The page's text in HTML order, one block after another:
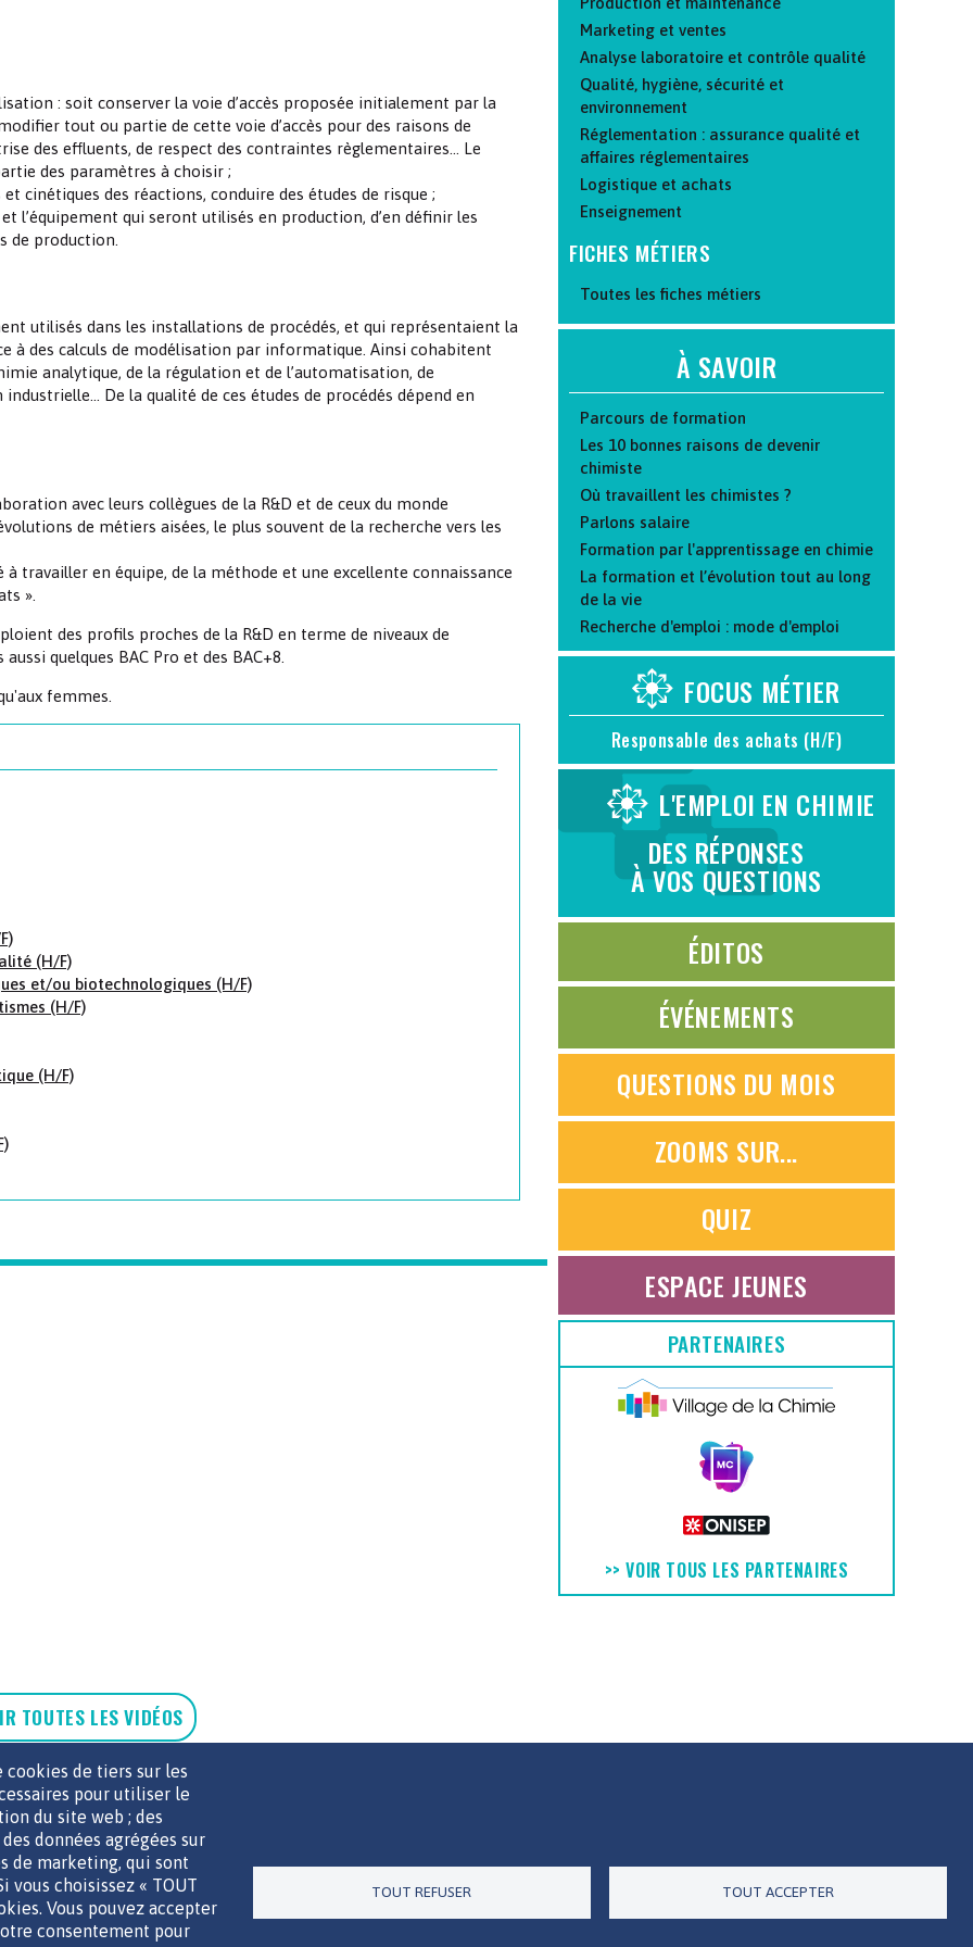
: soit conserver la voie d’accès proposée initialement par la
tout ou partie de cette voie d’accès pour des raisons de
des effluents, de respect des contraintes règlementaires… Le
des paramètres à choisir ;
cinétiques des réactions, conduire des études de risque ;
l’équipement qui seront utilisés en production, d’en définir les
de production.
utilisés dans les installations de procédés, et qui représentaient la
à des calculs de modélisation par informatique. Ainsi cohabitent
analytique, de la régulation et de l’automatisation, de
De la qualité de ces études de procédés dépend en
avec leurs collègues de la R&D et de ceux du monde
de métiers aisées, le plus souvent de la recherche vers les
travailler en équipe, de la méthode et une excellente connaissance
».
des profils proches de la R&D en terme de niveaux de
quelques BAC Pro et des BAC+8.
femmes.
(H/F)
et/ou biotechnologiques (H/F)
(H/F)
(H/F)
TOUTES LES VIDÉOS
Marketing et ventes
Analyse laboratoire et contrôle qualité
Qualité, hygiène, sécurité et
environnement
Réglementation : assurance qualité et
affaires réglementaires
Logistique et achats
Enseignement
FICHES MÉTIERS
Toutes les fiches métiers
À SAVOIR
Parcours de formation
Les 10 bonnes raisons de devenir
chimiste
Où travaillent les chimistes ?
Parlons salaire
Formation par l'apprentissage en chimie
La formation et l’évolution tout au long
de la vie
Recherche d'emploi : mode d'emploi
FOCUS MÉTIER
Responsable des achats (H/F)
L'EMPLOI EN CHIMIE
DES RÉPONSES
À VOS QUESTIONS
ÉDITOS
ÉVÉNEMENTS
QUESTIONS DU MOIS
ZOOMS SUR...
QUIZ
ESPACE JEUNES
PARTENAIRES
>> VOIR TOUS LES PARTENAIRES
DE COMMUNICATION
Un site de la
cookies de tiers sur les
pour utiliser le
du site web ; des
données agrégées sur
de marketing, qui sont
vous choisissez « TOUT
Vous pouvez accepter
consentement pour
TOUT REFUSER TOUT ACCEPTER
Fiches métiers